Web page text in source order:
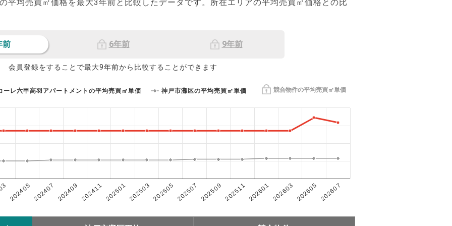
平均売買㎡価格を最大3年前と比較したデータです。所在エリアの平均売買㎡価格との比
前 6年前 9年前
会員登録をすることで最大9年前から比較することができます
競合物件の平均売買㎡単価
ーレ六甲高羽アパートメントの平均売買㎡単価 神戸市灘区の平均売買㎡単価
202405202407 202409 202411202501202503202505 202507 202509202511202601202603 202605 202607